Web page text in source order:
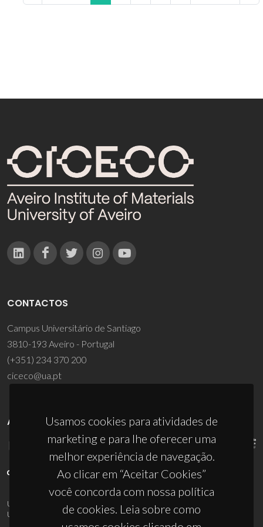
Usamos cookies para atividades de
marketing e para lhe oferecer uma
melhor experiência de navegação.
Ao clicar em “Aceitar Cookies”
você concorda com nossa política
de cookies. Leia sobre como
CONTACTOS
Campus Universitário de Santiago
3810-193 Aveiro - Portugal
(+351) 234 370 200
ciceco@ua.pt
APOIOS
UID/PRR/50011/2025 10.54499/UID/PRR/50011/2025
UID/PRR2/50011/2025(DOI:10.54499/UID/PRR2/50011/2025